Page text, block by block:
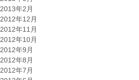
2013年2月
2012年12月
2012年11月
2012年10月
2012年9月
2012年8月
2012年7月